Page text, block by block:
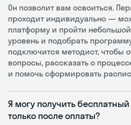
Он позволит вам освоиться.
проходит индивидуально —
платформу и пройти небольшой
уровень и подобрать
подключится методист, чтобы
вопросы, рассказать о
и помочь сформировать
Я могу получить
только после оплаты?